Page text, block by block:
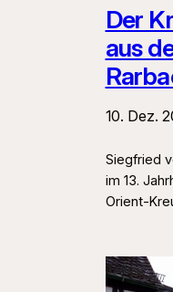
Der
aus
10. Dez.
Siegfried
im 13.
Orient-